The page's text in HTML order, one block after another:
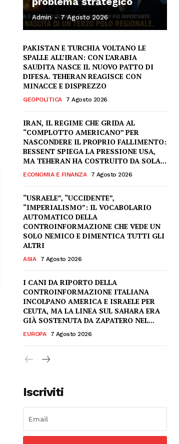
Admin - 7 Agosto 2026
PAKISTAN E TURCHIA VOLTANO LE
SPALLE ALL’IRAN: CON L’ARABIA
SAUDITA NASCE IL NUOVO PATTO DI
DIFESA. TEHERAN REAGISCE CON
MINACCE E DISPREZZO
GEOPOLITICA 7 Agosto 2026
IRAN, IL REGIME CHE GRIDA AL
“COMPLOTTO AMERICANO” PER
NASCONDERE IL PROPRIO FALLIMENTO:
BESSENT SPIEGA LA PRESSIONE USA,
MA TEHERAN HA COSTRUITO DA SOLA...
ECONOMIA E FINANZA 7 Agosto 2026
“USRAELE”, “UCCIDENTE”,
“IMPERIALISMO”: IL VOCABOLARIO
AUTOMATICO DELLA
CONTROINFORMAZIONE CHE VEDE UN
SOLO NEMICO E DIMENTICA TUTTI GLI
ALTRI
ASIA 7 Agosto 2026
I CANI DA RIPORTO DELLA
CONTROINFORMAZIONE ITALIANA
INCOLPANO AMERICA E ISRAELE PER
CEUTA, MA LA LINEA SUL SAHARA ERA
GIÀ SOSTENUTA DA ZAPATERO NEL...
EUROPA 7 Agosto 2026
Iscriviti